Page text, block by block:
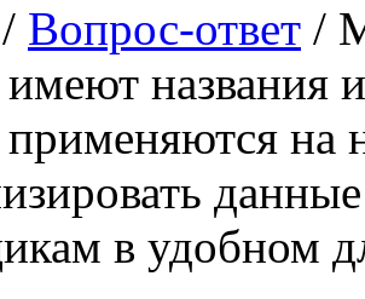
/ Вопрос-ответ /
названия
применяются
в удобном